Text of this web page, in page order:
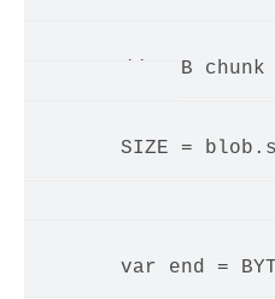
// 1MB chunk
SIZE =
var end =